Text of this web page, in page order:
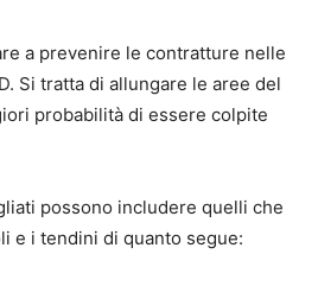
a prevenire le contratture nelle
Si tratta di allungare le aree del
probabilità di essere colpite
possono includere quelli che
e i tendini di quanto segue: